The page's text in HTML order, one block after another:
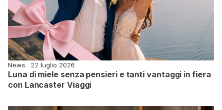
News · 22 luglio 2026
Luna di miele senza pensieri e tanti vantaggi in fiera
con Lancaster Viaggi